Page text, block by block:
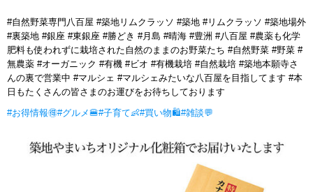
#自然野菜専門八百屋 #築地リムクラッソ #築地 #リムクラッソ #築地場外
#裏築地 #銀座 #東銀座 #勝どき #月島 #晴海 #豊洲 #八百屋 #農薬も化学
肥料も使われずに栽培された自然のままのお野菜たち #自然野菜 #野菜 #
無農薬 #オーガニック #有機 #ビオ #有機栽培 #自然栽培 #築地本願寺さ
んの裏で営業中 #マルシェ #マルシェみたいな八百屋を目指してます #本
日もたくさんの皆さまのお運びをお待ちしております
#お得情報🉐#グルメ🍔#子育て👶#買い物🛍#雑談💬